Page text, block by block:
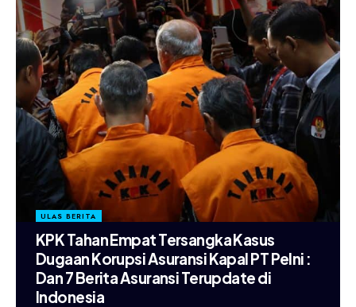
ULAS BERITA
KPK Tahan Empat Tersangka Kasus
Dugaan Korupsi Asuransi Kapal PT Pelni :
Dan 7 Berita Asuransi Terupdate di
Indonesia